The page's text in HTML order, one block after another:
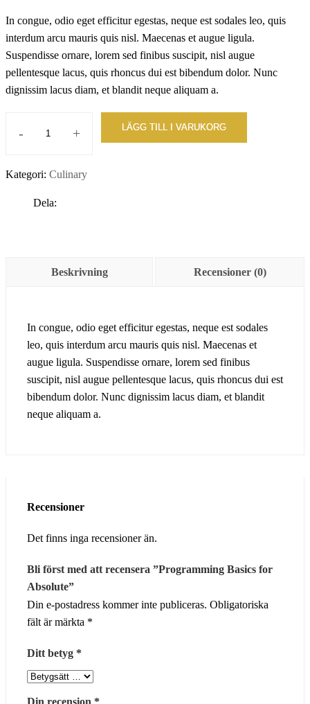
In congue, odio eget efficitur egestas, neque est sodales leo, quis
interdum arcu mauris quis nisl. Maecenas et augue ligula.
Suspendisse ornare, lorem sed finibus suscipit, nisl augue
pellentesque lacus, quis rhoncus dui est bibendum dolor. Nunc
dignissim lacus diam, et blandit neque aliquam a.
-
Programming
for
mängd
+ LÄGG TILL I VARUKORG
Kategori: Culinary
Dela:
Beskrivning Recensioner (0)
In congue, odio eget efficitur egestas, neque est sodales
leo, quis interdum arcu mauris quis nisl. Maecenas et
augue ligula. Suspendisse ornare, lorem sed finibus
suscipit, nisl augue pellentesque lacus, quis rhoncus dui est
bibendum dolor. Nunc dignissim lacus diam, et blandit
neque aliquam a.
Recensioner
Det finns inga recensioner än.
Bli först med att recensera ”Programming Basics for
Absolute”
Din e-postadress kommer inte publiceras. Obligatoriska
fält är märkta *
Ditt betyg *
Din recension *